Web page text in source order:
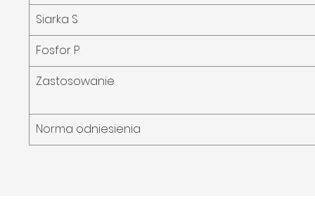
Siarka S
Fosfor P
Zastosowanie
Norma odniesienia